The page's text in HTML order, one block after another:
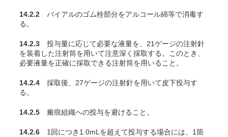
14.2.2 バイアルのゴム栓部分をアルコール綿等で消毒す
る。
14.2.3 投与量に応じて必要な液量を、21ゲージの注射針
を装着した注射筒を用いて注意深く採取する。このとき、
必要液量を正確に採取できる注射筒を用いること。
14.2.4 採取後、27ゲージの注射針を用いて皮下投与す
る。
14.2.5 瘢痕組織への投与を避けること。
14.2.6 1回につき1.0mLを超えて投与する場合には、1箇